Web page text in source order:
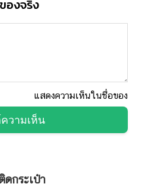
องจริง
แสดงความเห็นในชื่อของ
วามเห็น
กระเป๋า